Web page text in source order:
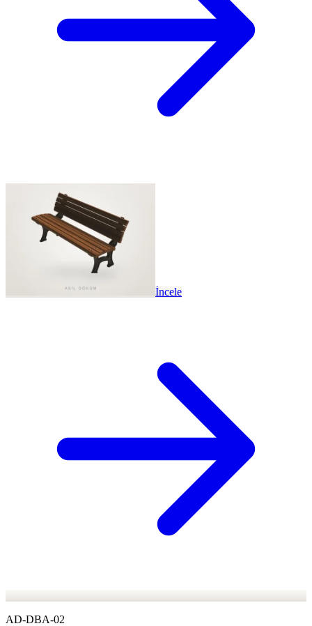
İncele
AD-DBA-02